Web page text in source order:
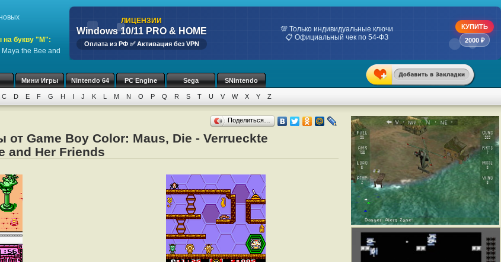
на букву "M":
the Bee and
ЛИЦЕНЗИИ
Windows 10/11 PRO & HOME
Оплата из РФ ✅ Активация без VPN
💯 Только индивидуальные ключи
📋 Официальный чек по 54-ФЗ
КУПИТЬ
2000 ₽
Мини Игры Nintendo 64 PC Engine Sega SNintendo
C D E F G H I J K L M N O P Q R S T U V W X Y Z
Поделиться…
от Game Boy Color: Maus, Die - Verrueckte
and Her Friends